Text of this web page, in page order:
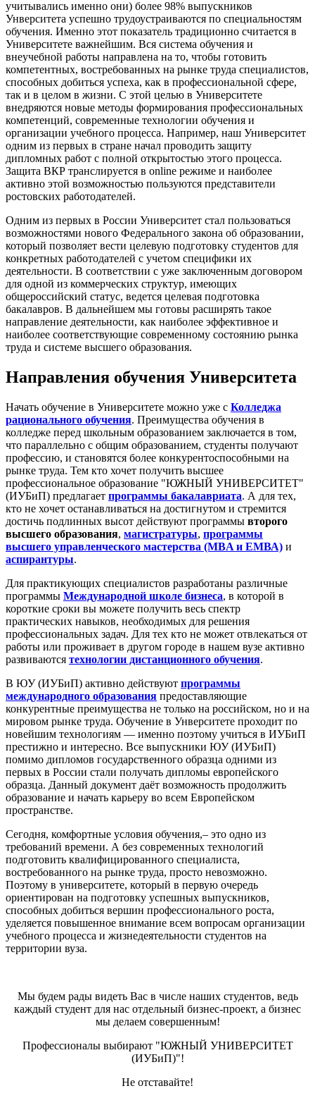
учитывались именно они) более 98% выпускников
Унверситета успешно трудоустраиваются по специальностям
обучения. Именно этот показатель традиционно считается в
Университете важнейшим. Вся система обучения и
внеучебной работы направлена на то, чтобы готовить
компетентных, востребованных на рынке труда специалистов,
способных добиться успеха, как в профессиональной сфере,
так и в целом в жизни. С этой целью в Университете
внедряются новые методы формирования профессиональных
компетенций, современные технологии обучения и
организации учебного процесса. Например, наш Университет
одним из первых в стране начал проводить защиту
дипломных работ с полной открытостью этого процесса.
Защита ВКР транслируется в online режиме и наиболее
активно этой возможностью пользуются представители
ростовских работодателей.
Одним из первых в России Университет стал пользоваться
возможностями нового Федерального закона об образовании,
который позволяет вести целевую подготовку студентов для
конкретных работодателей с учетом специфики их
деятельности. В соответствии с уже заключенным договором
для одной из коммерческих структур, имеющих
общероссийский статус, ведется целевая подготовка
бакалавров. В дальнейшем мы готовы расширять такое
направление деятельности, как наиболее эффективное и
наиболее соответствующие современному состоянию рынка
труда и системе высшего образования.
Направления обучения Университета
Начать обучение в Университете можно уже с Колледжа
рационального обучения. Преимущества обучения в
колледже перед школьным образованием заключается в том,
что параллельно с общим образованием, студенты получают
профессию, и становятся более конкурентоспособными на
рынке труда. Тем кто хочет получить высшее
профессиональное образование "ЮЖНЫЙ УНИВЕРСИТЕТ"
(ИУБиП) предлагает программы бакалавриата. А для тех,
кто не хочет останавливаться на достигнутом и стремится
достичь подлинных высот действуют программы второго
высшего образования, магистратуры, программы
высшего управленческого мастерства (MBA и ЕМВА) и
аспирантуры.
Для практикующих специалистов разработаны различные
программы Международной школе бизнеса, в которой в
короткие сроки вы можете получить весь спектр
практических навыков, необходимых для решения
профессиональных задач. Для тех кто не может отвлекаться от
работы или проживает в другом городе в нашем вузе активно
развиваются технологии дистанционного обучения.
В ЮУ (ИУБиП) активно действуют программы
международного образования предоставляющие
конкурентные преимущества не только на российском, но и на
мировом рынке труда. Обучение в Унверситете проходит по
новейшим технологиям — именно поэтому учиться в ИУБиП
престижно и интересно. Все выпускники ЮУ (ИУБиП)
помимо дипломов государственного образца одними из
первых в России стали получать дипломы европейского
образца. Данный документ даёт возможность продолжить
образование и начать карьеру во всем Европейском
пространстве.
Сегодня, комфортные условия обучения,– это одно из
требований времени. А без современных технологий
подготовить квалифицированного специалиста,
востребованного на рынке труда, просто невозможно.
Поэтому в университете, который в первую очередь
ориентирован на подготовку успешных выпускников,
способных добиться вершин профессионального роста,
уделяется повышенное внимание всем вопросам организации
учебного процесса и жизнедеятельности студентов на
территории вуза.
Мы будем рады видеть Вас в числе наших студентов, ведь
каждый студент для нас отдельный бизнес-проект, а бизнес
мы делаем совершенным!
Профессионалы выбирают "ЮЖНЫЙ УНИВЕРСИТЕТ
(ИУБиП)"!
Не отставайте!